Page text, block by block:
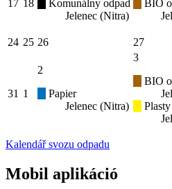
17 18
Komunálny odpad
Jelenec (Nitra)
BIO
24 25 26 27
31 1
2
Papier
Jelenec (Nitra)
3
BIO
Plasty
Kalendář svozu odpadu
Mobil aplikáció